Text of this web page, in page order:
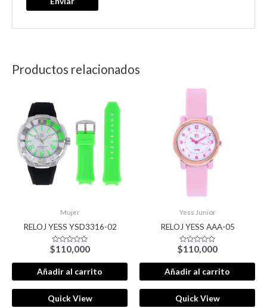
Productos relacionados
Mujer
RELOJ YESS YSD3316-02
Valorado
con
0
de
5
$110,000
Añadir al carrito
Quick View
Yess Junior
RELOJ YESS AAA-05
Valorado
con
0
de
5
$110,000
Añadir al carrito
Quick View